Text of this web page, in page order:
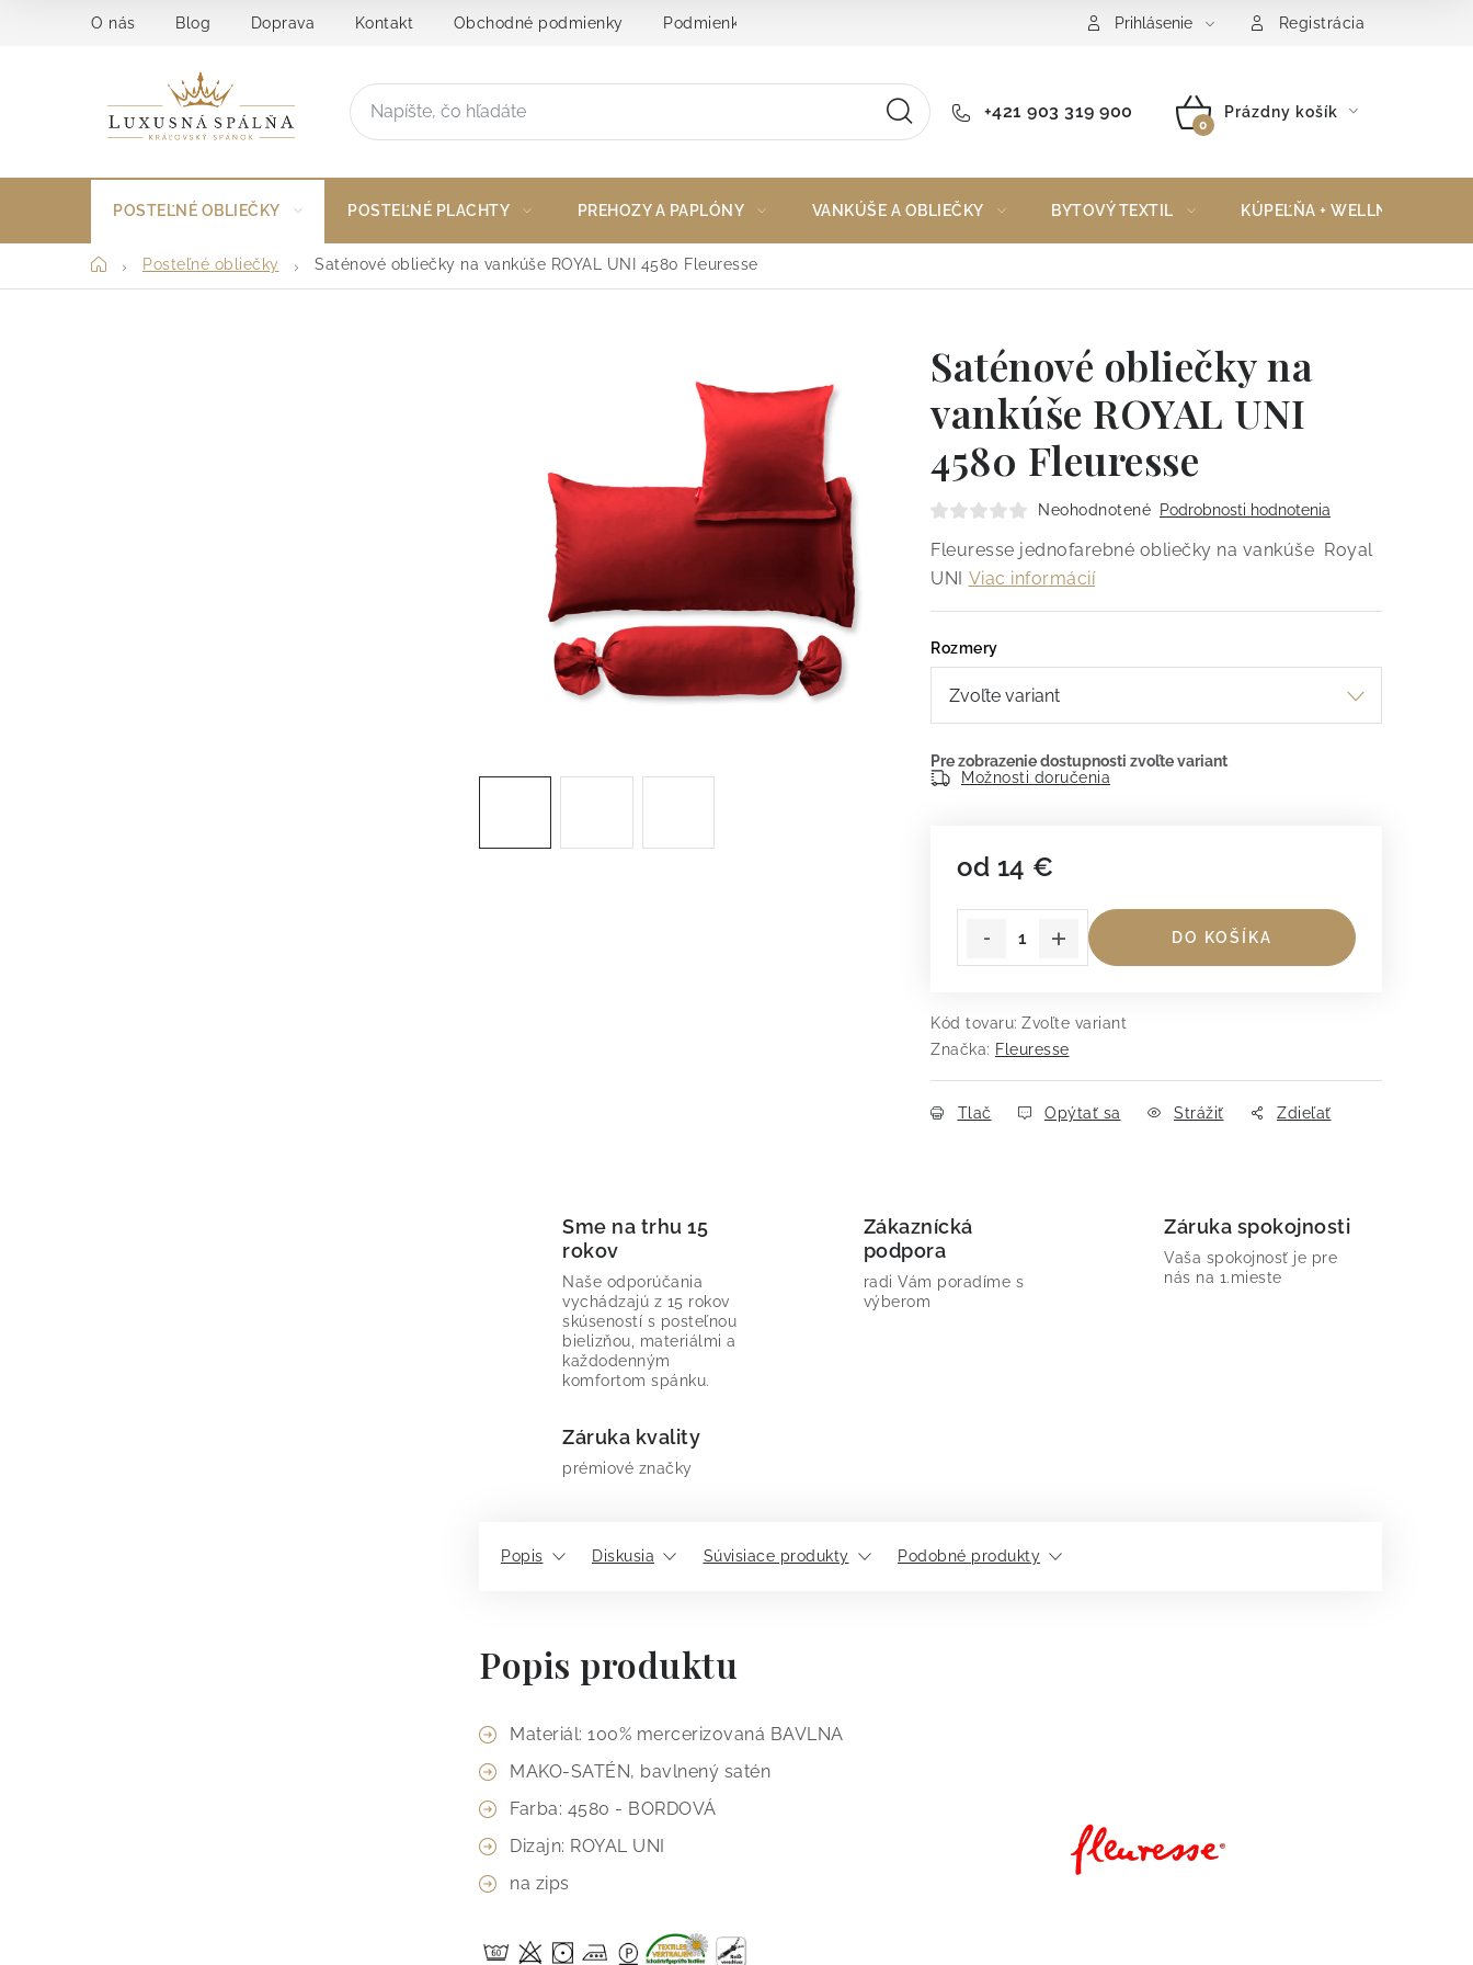
O nás Blog Doprava Kontakt Obchodné podmienky Podmienky ochrany osobných údajov Reklamačný poriadok Vrátenie tovaru
Prihlásenie Registrácia
+421 903 319 900
NÁKUPNÝ
Prázdny košík
POSTEĽNÉ OBLIEČKY POSTEĽNÉ PLACHTY PREHOZY A PAPLÓNY VANKÚŠE A OBLIEČKY BYTOVÝ TEXTIL KÚPEĽŇA + WELLNESS
DomovPosteľné obliečky Saténové obliečky na vankúše ROYAL UNI 4580 Fleuresse
Saténové obliečky na
vankúše ROYAL UNI
4580 Fleuresse
Neohodnotené Podrobnosti hodnotenia
Fleuresse jednofarebné obliečky na vankúše Royal
UNI Viac informácií
Rozmery
Možnosti doručenia
od 14 €
DO KOŠÍKA
Kód tovaru: Zvoľte variant
Značka: Fleuresse
Tlač Opýtať sa Strážiť Zdieľať
Sme na trhu 15
rokov
Naše odporúčania
vychádzajú z 15 rokov
skúseností s posteľnou
bielizňou, materiálmi a
každodenným
komfortom spánku.
Zákaznícká
podpora
radi Vám poradíme s
výberom
Záruka spokojnosti
Vaša spokojnosť je pre
nás na 1.mieste
Záruka kvality
prémiové značky
Popis Diskusia Súvisiace produkty Podobné produkty
Popis produktu
Materiál: 100% mercerizovaná BAVLNA
MAKO-SATÉN, bavlnený satén
Farba: 4580 - BORDOVÁ
Dizajn: ROYAL UNI
na zips